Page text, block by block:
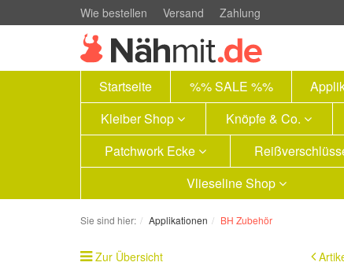
Wie bestellen Versand Zahlung
Startseite %% SALE %%
Kleiber Shop
Knöpfe & Co.
Patchwork Ecke
Vlieseline Shop
Sie sind hier: Applikationen BH Zubehör
Zur Übersicht